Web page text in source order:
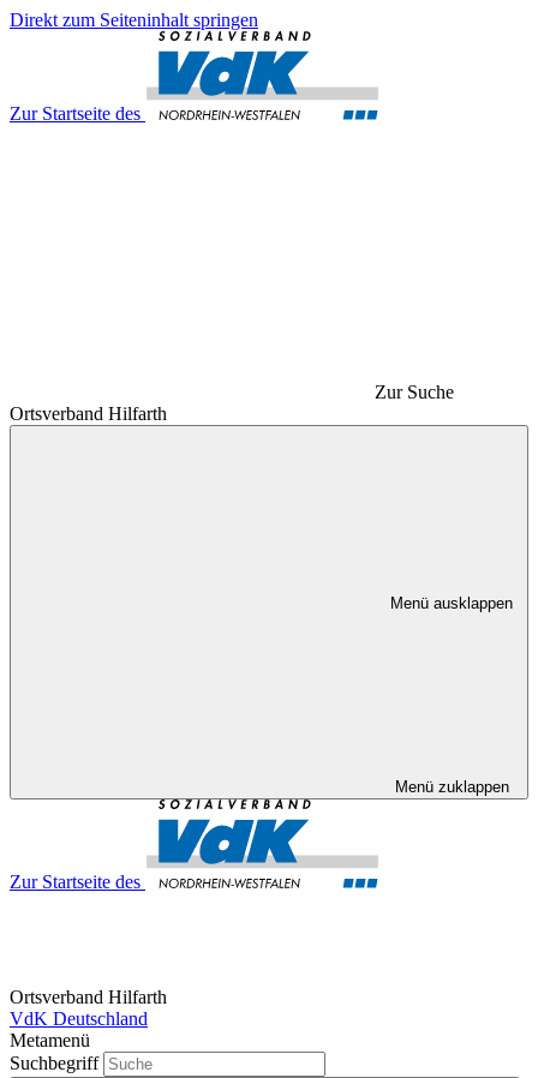
Direkt zum Seiteninhalt springen
Zur Startseite des
Zur Suche
Ortsverband Hilfarth
Menü ausklappen
Menü zuklappen
Zur Startseite des
Ortsverband Hilfarth
VdK Deutschland
Metamenü
Suchbegriff